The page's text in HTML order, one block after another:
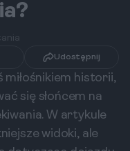
Udostępnij
miłośnikiem historii,
się słońcem na
W artykule
widoki, ale